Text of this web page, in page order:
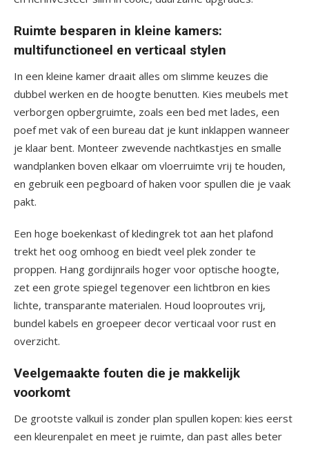
Ruimte besparen in kleine kamers:
multifunctioneel en verticaal stylen
In een kleine kamer draait alles om slimme keuzes die
dubbel werken en de hoogte benutten. Kies meubels met
verborgen opbergruimte, zoals een bed met lades, een
poef met vak of een bureau dat je kunt inklappen wanneer
je klaar bent. Monteer zwevende nachtkastjes en smalle
wandplanken boven elkaar om vloerruimte vrij te houden,
en gebruik een pegboard of haken voor spullen die je vaak
pakt.
Een hoge boekenkast of kledingrek tot aan het plafond
trekt het oog omhoog en biedt veel plek zonder te
proppen. Hang gordijnrails hoger voor optische hoogte,
zet een grote spiegel tegenover een lichtbron en kies
lichte, transparante materialen. Houd looproutes vrij,
bundel kabels en groepeer decor verticaal voor rust en
overzicht.
Veelgemaakte fouten die je makkelijk
voorkomt
De grootste valkuil is zonder plan spullen kopen: kies eerst
een kleurenpalet en meet je ruimte, dan past alles beter